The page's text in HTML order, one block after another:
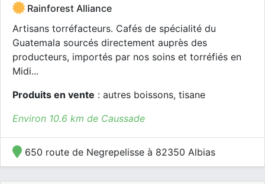
Rainforest Alliance
Artisans torréfacteurs. Cafés de spécialité du
Guatemala sourcés directement auprès des
producteurs, importés par nos soins et torréfiés en
Midi...
Produits en vente : autres boissons, tisane
Environ 10.6 km de Caussade
650 route de Negrepelisse à 82350 Albias